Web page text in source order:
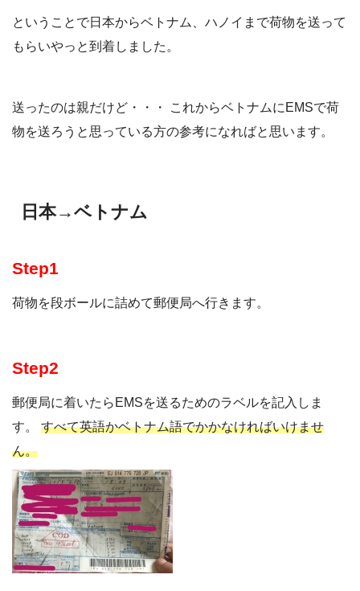
ということで日本からベトナム、ハノイまで荷物を送って
もらいやっと到着しました。
送ったのは親だけど・・・ これからベトナムにEMSで荷
物を送ろうと思っている方の参考になればと思います。
日本→ベトナム
Step1
荷物を段ボールに詰めて郵便局へ行きます。
Step2
郵便局に着いたらEMSを送るためのラベルを記入しま
す。 すべて英語かベトナム語でかかなければいけませ
ん。